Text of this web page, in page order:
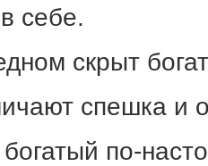
себе.
скрыт
спешка и
по-